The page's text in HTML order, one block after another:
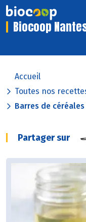
Biocoop
Accueil
Toutes nos
Barres de
Partager sur